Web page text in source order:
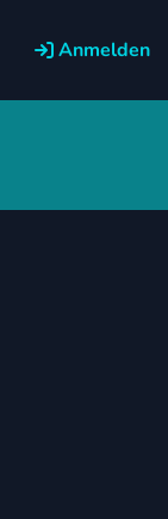
Anmelden